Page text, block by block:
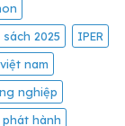
sách 2025
IPER
nam
nghiệp
phát hành